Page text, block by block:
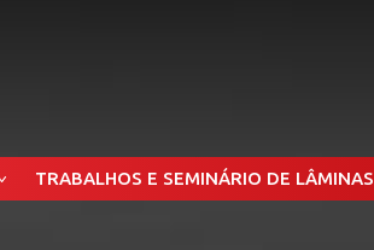
TRABALHOS E SEMINÁRIO DE LÂMINAS